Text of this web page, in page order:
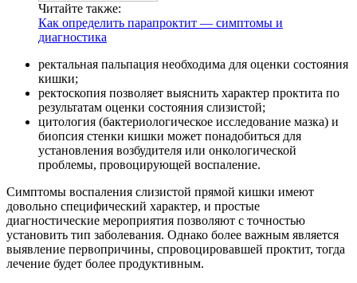
Читайте также:
Как определить парапроктит — симптомы и
диагностика
ректальная пальпация необходима для оценки состояния
кишки;
ректоскопия позволяет выяснить характер проктита по
результатам оценки состояния слизистой;
цитология (бактериологическое исследование мазка) и
биопсия стенки кишки может понадобиться для
установления возбудителя или онкологической
проблемы, провоцирующей воспаление.
Симптомы воспаления слизистой прямой кишки имеют
довольно специфический характер, и простые
диагностические мероприятия позволяют с точностью
установить тип заболевания. Однако более важным является
выявление первопричины, спровоцировавшей проктит, тогда
лечение будет более продуктивным.